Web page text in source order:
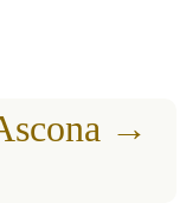
→